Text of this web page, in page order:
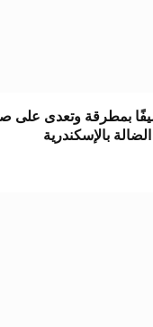
بمطرقة وتعدى على
بالإسكندرية